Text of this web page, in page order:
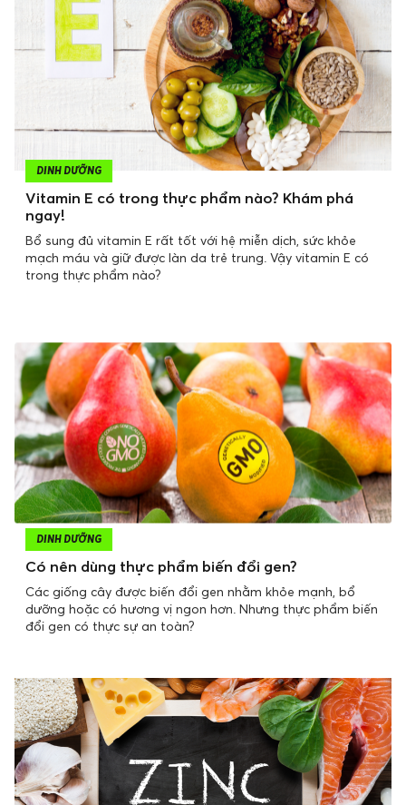
DINH DƯỠNG
Vitamin E có trong thực phẩm nào? Khám phá
ngay!
Bổ sung đủ vitamin E rất tốt với hệ miễn dịch, sức khỏe
mạch máu và giữ được làn da trẻ trung. Vậy vitamin E có
trong thực phẩm nào?
DINH DƯỠNG
Có nên dùng thực phẩm biến đổi gen?
Các giống cây được biến đổi gen nhằm khỏe mạnh, bổ
dưỡng hoặc có hương vị ngon hơn. Nhưng thực phẩm biến
đổi gen có thực sự an toàn?